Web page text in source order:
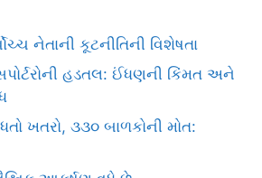
નેતાની કૂટનીતિની વિશેષતા
હડતલ: ઈંધણની કિંમત અને
ખતરો, ૩૩૦ બાળકોની મોત: